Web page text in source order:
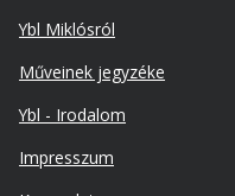
Ybl Miklósról
Műveinek jegyzéke
Ybl - Irodalom
Lábléc
másodlagos
Impresszum